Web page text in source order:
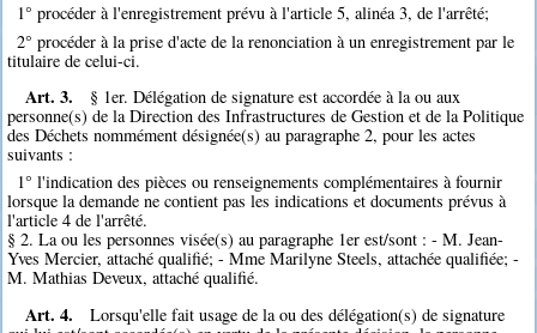
1° procéder à l'enregistrement prévu à l'article 5, alinéa 3, de l'arrêté;
2° procéder à la prise d'acte de la renonciation à un enregistrement par le
titulaire de celui-ci.
Art. 3.
§ 1er. Délégation de signature est accordée à la ou aux
personne(s) de la Direction des Infrastructures de Gestion et de la Politique
des Déchets nommément désignée(s) au paragraphe 2, pour les actes
suivants :
1° l'indication des pièces ou renseignements complémentaires à fournir
lorsque la demande ne contient pas les indications et documents prévus à
l'article 4 de l'arrêté.
§ 2. La ou les personnes visée(s) au paragraphe 1er est/sont : - M. Jean-
Yves Mercier, attaché qualifié; - Mme Marilyne Steels, attachée qualifiée; -
M. Mathias Deveux, attaché qualifié.
Art. 4.
Lorsqu'elle fait usage de la ou des délégation(s) de signature